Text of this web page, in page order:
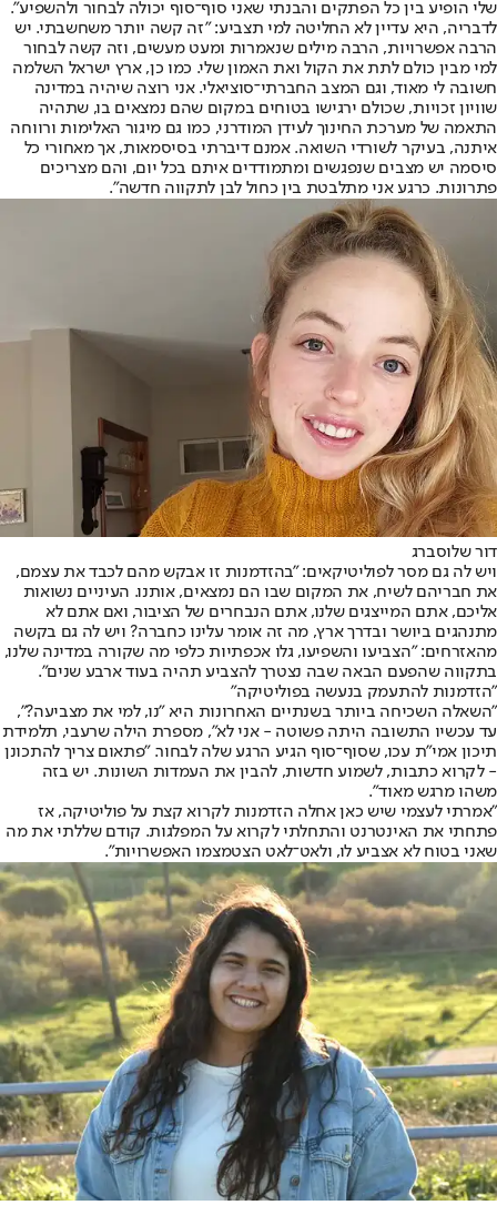
שלי הופיע בין כל הפתקים והבנתי שאני סוף־סוף יכולה לבחור ולהשפיע".
לדבריה, היא עדיין לא החליטה למי תצביע: "זה קשה יותר משחשבתי. יש
הרבה אפשרויות, הרבה מילים שנאמרות ומעט מעשים, וזה קשה לבחור
למי מבין כולם לתת את הקול ואת האמון שלי. כמו כן, ארץ ישראל השלמה
חשובה לי מאוד, וגם המצב החברתי־סוציאלי. אני רוצה שיהיה במדינה
שוויון זכויות, שכולם ירגישו בטוחים במקום שהם נמצאים בו, שתהיה
התאמה של מערכת החינוך לעידן המודרני, כמו גם מיגור האלימות ורווחה
איתנה, בעיקר לשורדי השואה. אמנם דיברתי בסיסמאות, אך מאחורי כל
סיסמה יש מצבים שנפגשים ומתמודדים איתם בכל יום, והם מצריכים
פתרונות. כרגע אני מתלבטת בין כחול לבן לתקווה חדשה".
דור שלוסברג
ויש לה גם מסר לפוליטיקאים: "בהזדמנות זו אבקש מהם לכבד את עצמם,
את חבריהם לשיח, את המקום שבו הם נמצאים, אותנו. העיניים נשואות
אליכם, אתם המייצגים שלנו, אתם הנבחרים של הציבור, ואם אתם לא
מתנהגים ביושר ובדרך ארץ, מה זה אומר עלינו כחברה? ויש לה גם בקשה
מהאזרחים: "הצביעו והשפיעו, גלו אכפתיות כלפי מה שקורה במדינה שלנו,
בתקווה שהפעם הבאה שבה נצטרך להצביע תהיה בעוד ארבע שנים".
"הזדמנות להתעמק בנעשה בפוליטיקה"
"השאלה השכיחה ביותר בשנתיים האחרונות היא "נו, למי את מצביעה?",
עד עכשיו התשובה היתה פשוטה - אני לא", מספרת הילה שרעבי, תלמידת
תיכון אמי"ת עכו, שסוף־סוף הגיע הרגע שלה לבחור. "פתאום צריך להתכונן
- לקרוא כתבות, לשמוע חדשות, להבין את העמדות השונות. יש בזה
משהו מרגש מאוד".
"אמרתי לעצמי שיש כאן אחלה הזדמנות לקרוא קצת על פוליטיקה, אז
פתחתי את האינטרנט והתחלתי לקרוא על המפלגות. קודם שללתי את מה
שאני בטוח לא אצביע לו, ולאט־לאט הצטמצמו האפשרויות".